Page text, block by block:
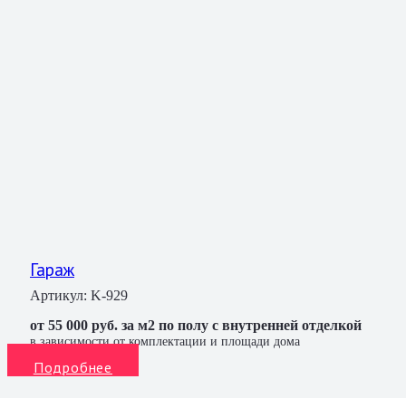
Гараж
Артикул: K-929
от 55 000 руб. за м2 по полу с внутренней отделкой
в зависимости от комплектации и площади дома
Подробнее